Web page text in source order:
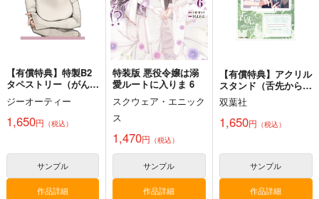
サンプル
作品詳細
サンプル
作品詳細
サンプル
作品詳細
【有償特典】特製B2
タペストリー（がんば
れ同期ちゃん 4（特装
版・変型版・通常
版））
ジーオーティー
1,650円 （税込）
サンプル
作品詳細
特装版 悪役令嬢は溺
愛ルートに入りま 6
スクウェア・エニック
ス
1,470円 （税込）
サンプル
作品詳細
【有償特典】アクリル
スタンド（舌先から
恋 3（特装版・通常
版））
双葉社
1,650円 （税込）
サンプル
作品詳細